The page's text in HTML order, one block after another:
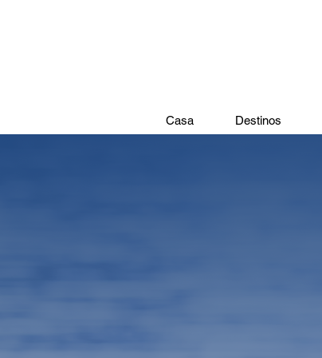
Casa Destinos